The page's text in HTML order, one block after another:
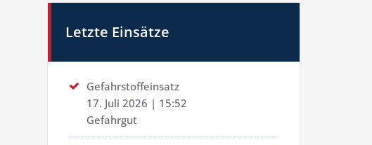
Letzte Einsätze
Gefahrstoffeinsatz
17. Juli 2026 | 15:52
Gefahrgut